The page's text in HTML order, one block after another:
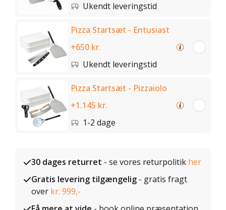
Ukendt leveringstid
Pizza Startsæt - Entusiast
+650 kr.
Ukendt leveringstid
Pizza Startsæt - Pizzaiolo
+1.145 kr.
1-2 dage
30 dages returret - se vores returpolitik her
Gratis levering tilgængelig - gratis fragt
over kr. 999,-